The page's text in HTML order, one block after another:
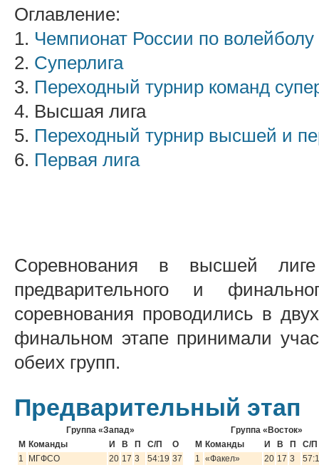
Оглавление:
1. Чемпионат России по
2. Суперлига
3. Переходный турнир команд
4. Высшая лига
5. Переходный турнир высшей и
6. Первая лига
Соревнования в высшей
предварительного и
соревнования проводились в
финальном этапе принимали
обеих групп.
Предварительный этап
Группа «Запад»
М Команды И В П С/П
О
1
МГФСО 20 17 3 54:19 37
Группа «Восток»
М Команды И В П
С/П
1 «Факел» 20 17 3